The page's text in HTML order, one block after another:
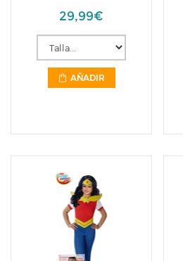
29,99€
AÑADIR